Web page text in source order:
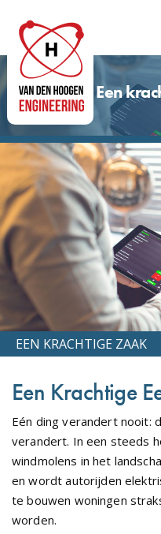
naar
hoofdnavigatie
naar
hoofd
inhoud
Een
EEN KRACHTIGE ZAAK
Een Krachtige
Eén ding verandert nooit:
verandert. In een steeds
windmolens in het
en wordt autorijden
te bouwen woningen
worden.